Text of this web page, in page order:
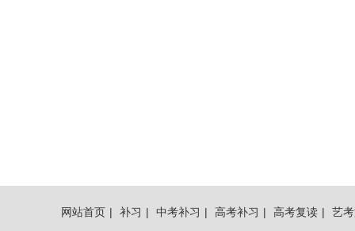
网站首页 | 补习 | 中考补习 | 高考补习 | 高考复读 | 艺